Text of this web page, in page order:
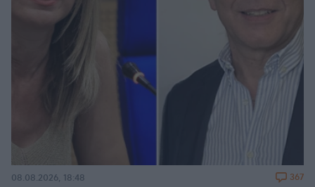
08.08.2026, 18:48 367